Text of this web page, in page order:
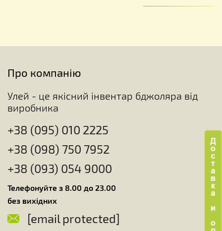
Про компанію
Улей - це якісний інвентар бджоляра від
виробника
+38 (095) 010 2225
+38 (098) 750 7952
+38 (093) 054 9000
Телефонуйте з 8.00 до 23.00
без вихідних
[email protected]